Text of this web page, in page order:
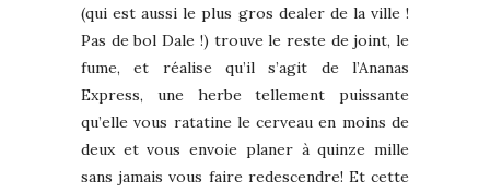
(qui est aussi le plus gros dealer de la ville !
Pas de bol Dale !) trouve le reste de joint, le
fume, et réalise qu’il s’agit de l’Ananas
Express, une herbe tellement puissante
qu’elle vous ratatine le cerveau en moins de
deux et vous envoie planer à quinze mille
sans jamais vous faire redescendre! Et cette